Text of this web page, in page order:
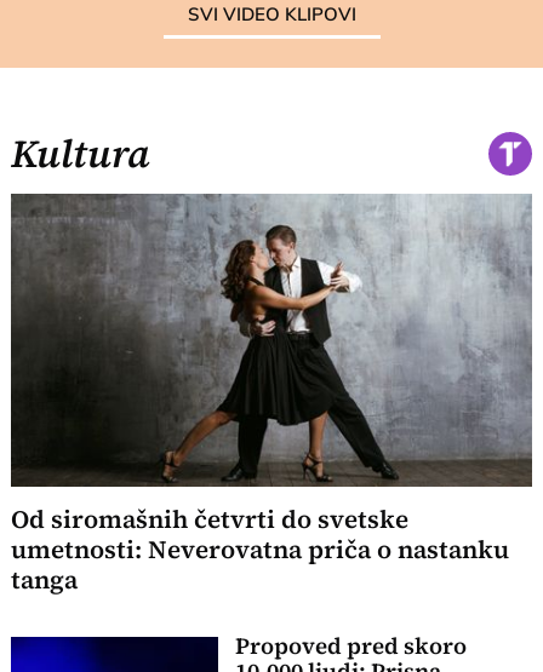
SVI VIDEO KLIPOVI
Kultura
Od siromašnih četvrti do svetske
umetnosti: Neverovatna priča o nastanku
tanga
Propoved pred skoro